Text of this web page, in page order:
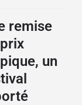
remise
un